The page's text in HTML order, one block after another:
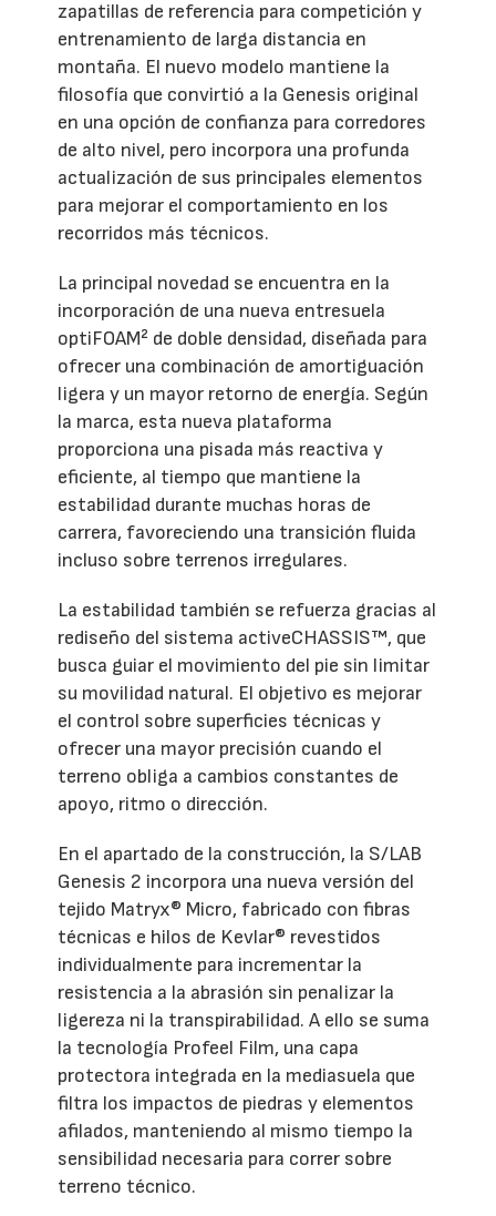
zapatillas de referencia para competición y
entrenamiento de larga distancia en
montaña. El nuevo modelo mantiene la
filosofía que convirtió a la Genesis original
en una opción de confianza para corredores
de alto nivel, pero incorpora una profunda
actualización de sus principales elementos
para mejorar el comportamiento en los
recorridos más técnicos.
La principal novedad se encuentra en la
incorporación de una nueva entresuela
optiFOAM² de doble densidad, diseñada para
ofrecer una combinación de amortiguación
ligera y un mayor retorno de energía. Según
la marca, esta nueva plataforma
proporciona una pisada más reactiva y
eficiente, al tiempo que mantiene la
estabilidad durante muchas horas de
carrera, favoreciendo una transición fluida
incluso sobre terrenos irregulares.
La estabilidad también se refuerza gracias al
rediseño del sistema activeCHASSIS™, que
busca guiar el movimiento del pie sin limitar
su movilidad natural. El objetivo es mejorar
el control sobre superficies técnicas y
ofrecer una mayor precisión cuando el
terreno obliga a cambios constantes de
apoyo, ritmo o dirección.
En el apartado de la construcción, la S/LAB
Genesis 2 incorpora una nueva versión del
tejido Matryx® Micro, fabricado con fibras
técnicas e hilos de Kevlar® revestidos
individualmente para incrementar la
resistencia a la abrasión sin penalizar la
ligereza ni la transpirabilidad. A ello se suma
la tecnología Profeel Film, una capa
protectora integrada en la mediasuela que
filtra los impactos de piedras y elementos
afilados, manteniendo al mismo tiempo la
sensibilidad necesaria para correr sobre
terreno técnico.